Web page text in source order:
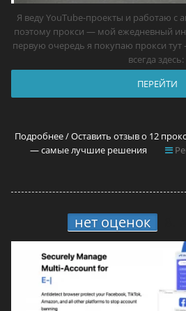
Я веду YouTube-проекты и работаю с
поэтому прокси — мой ежедневный
первую очередь я покупаю прокси
всегда здесь:
ПЕРЕЙТИ
Подробнее / Оставить отзыв о 12
— самые лучшие решения
нет оценок